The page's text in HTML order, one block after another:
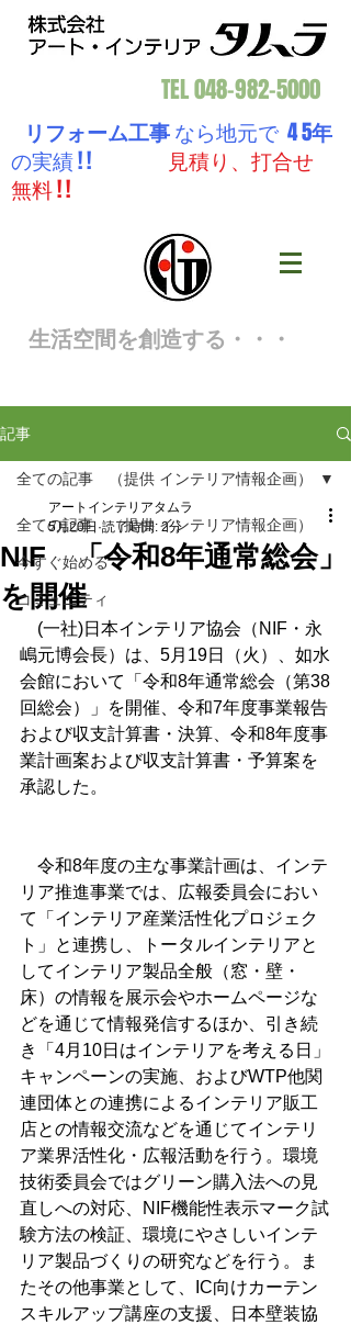
TEL048-982-5000
リフォーム工事なら地元で 4 5年
の実績 ! !
見積り、打合せ
無料 ! !
生活空間を創造する・・・
記事
全ての記事 （提供 インテリア情報企画）
今すぐ始める
コミュニティ
全ての記事 （提供 インテリア情報企画）
NIF 「令和8年通常総会」
を開催
アートインテリアタムラ
5月20日 読了時間: 2分
(一社)日本インテリア協会（NIF・永
嶋元博会長）は、5月19日（火）、如水
会館において「令和8年通常総会（第38
回総会）」を開催、令和7年度事業報告
および収支計算書・決算、令和8年度事
業計画案および収支計算書・予算案を
承認した。
令和8年度の主な事業計画は、インテ
リア推進事業では、広報委員会におい
て「インテリア産業活性化プロジェク
ト」と連携し、トータルインテリアと
してインテリア製品全般（窓・壁・
床）の情報を展示会やホームページな
どを通じて情報発信するほか、引き続
き「4月10日はインテリアを考える日」
キャンペーンの実施、およびWTP他関
連団体との連携によるインテリア販工
店との情報交流などを通じてインテリ
ア業界活性化・広報活動を行う。環境
技術委員会ではグリーン購入法への見
直しへの対応、NIF機能性表示マーク試
験方法の検証、環境にやさしいインテ
リア製品づくりの研究などを行う。ま
たその他事業として、IC向けカーテン
スキルアップ講座の支援、日本壁装協